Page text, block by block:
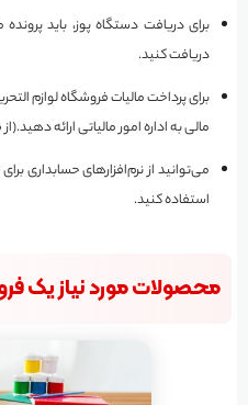
برای دریافت دستگاه پوز، باید
دریافت کنید.
برای پرداخت مالیات فروشگاه لوازم
مالی به اداره امور مالیاتی ارائه
می‌توانید از نرم‌افزارهای حسابداری
استفاده کنید.
محصولات مورد نیاز یک